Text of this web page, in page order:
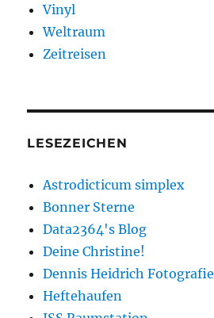
Vinyl
Weltraum
Zeitreisen
LESEZEICHEN
Astrodicticum simplex
Bonner Sterne
Data2364's Blog
Deine Christine!
Dennis Heidrich Fotografie
Heftehaufen